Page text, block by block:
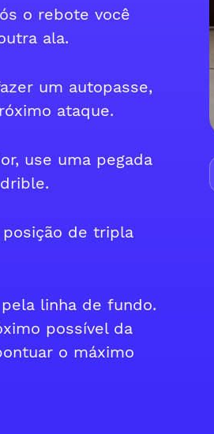
o rebote você
ala.
um autopasse,
ataque.
use uma pegada
de tripla
linha de fundo.
possível da
o máximo